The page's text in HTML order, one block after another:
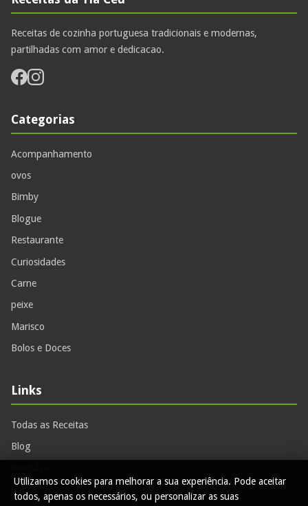
Receitas de cozinha portuguesa tradicionais e modernas,
partilhadas com amor e dedicacao.
Categorias
Acompanhamento
ovos
Bimby
Blogue
Restaurante
Curiosidades
Carne
peixe
Marisco
Bolos e Doces
Links
Todas as Receitas
Blog
Utilizamos cookies para melhorar a sua experiência. Pode aceitar
todos, apenas os necessários, ou personalizar as suas